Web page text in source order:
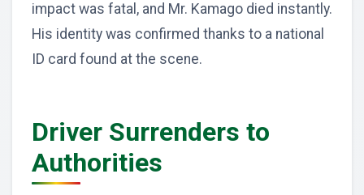
impact was fatal, and Mr. Kamago died instantly.
His identity was confirmed thanks to a national
ID card found at the scene.
Driver Surrenders to
Authorities